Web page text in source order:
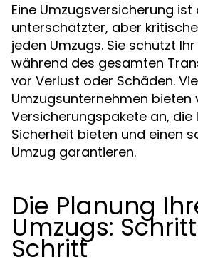
Eine Umzugsversicherung ist
unterschätzter, aber
jeden Umzugs. Sie schützt
während des gesamten
vor Verlust oder Schäden.
Umzugsunternehmen bieten
Versicherungspakete an, die
Sicherheit bieten und einen
Umzug garantieren.
Die Planung
Umzugs:
Schritt